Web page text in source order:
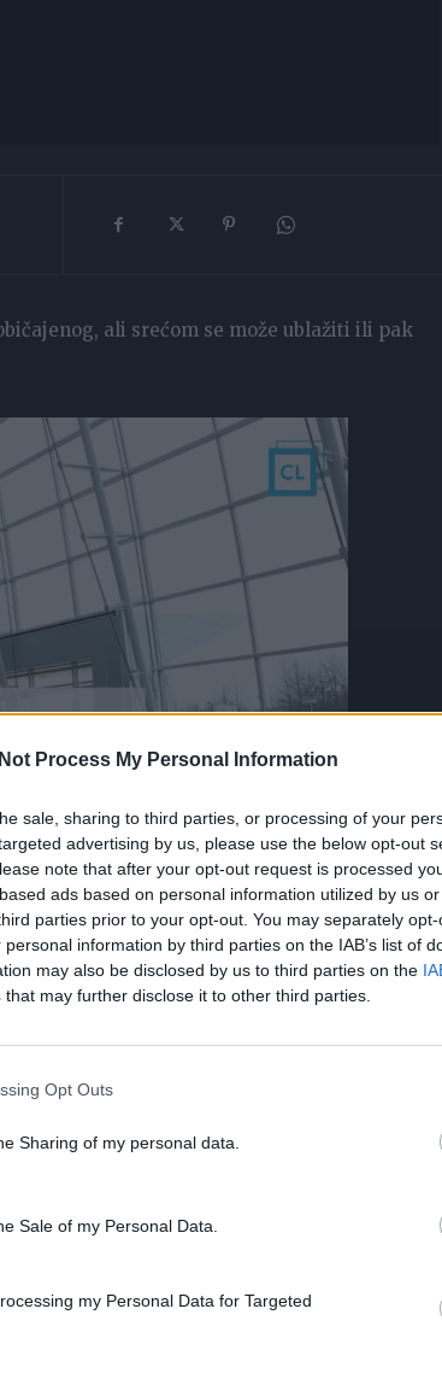
Process My Personal Information
sale, sharing to third parties, or processing of your
advertising by us, please use the below opt-out
note that after your opt-out request is processed
ads based on personal information utilized by us
parties prior to your opt-out. You may separately
information by third parties on the IAB’s list of
may also be disclosed by us to third parties on the
that may further disclose it to other third parties.
Opt Outs
Sharing of my personal data.
Sale of my Personal Data.
my Personal Data for Targeted
ali srećom se može ublažiti ili pak
se pojavljuje uz virusne respiratorne
alergije ili on sam može biti posljedica
varijantom kašlja (CVA), kronične upalne
Ostali simptomi astme mogu uključivati:
Još jedan uzrok kašlja je i
kiselina vraća u jednjak i iritira ga. Osim